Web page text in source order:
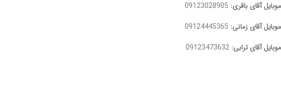
موبایل آقای باقری: 09123028905
موبایل آقای زمانی:
موبایل آقای ترابی: